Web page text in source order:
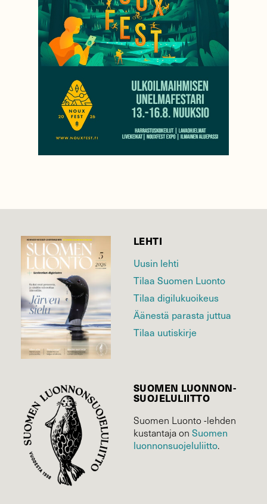
LEHTI
Uusin lehti
Tilaa Suomen Luonto
Tilaa digilukuoikeus
Äänestä parasta juttua
Tilaa uutiskirje
SUOMEN LUONNON­
SUOJELU­LIITTO
Suomen Luonto -lehden
kustantaja on Suomen
luonnonsuojelu­liitto.